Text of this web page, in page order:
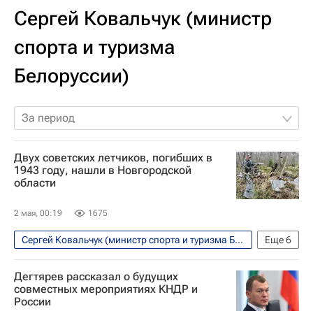
Сергей Ковальчук (министр
спорта и туризма
Белоруссии)
За период
Двух советских летчиков, погибших в
1943 году, нашли в Новгородской
области
2 мая, 00:19 1675
Еще6
Сергей Ковальчук (министр спорта и туризма Белоруссии)
Новгородская область
Демянский район
Донбасс
Министерство обороны РФ (Минобороны РФ)
Дегтярев рассказал о будущих
совместных мероприятиях КНДР и
России